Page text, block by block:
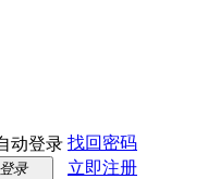
动登录 找回密码
登录
立即注册